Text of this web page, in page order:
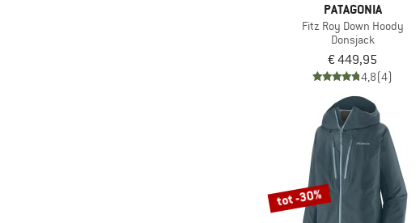
PATAGONIA
Fitz Roy Down Hoody
Donsjack
€ 449,95
4,8(4)
tot -30%